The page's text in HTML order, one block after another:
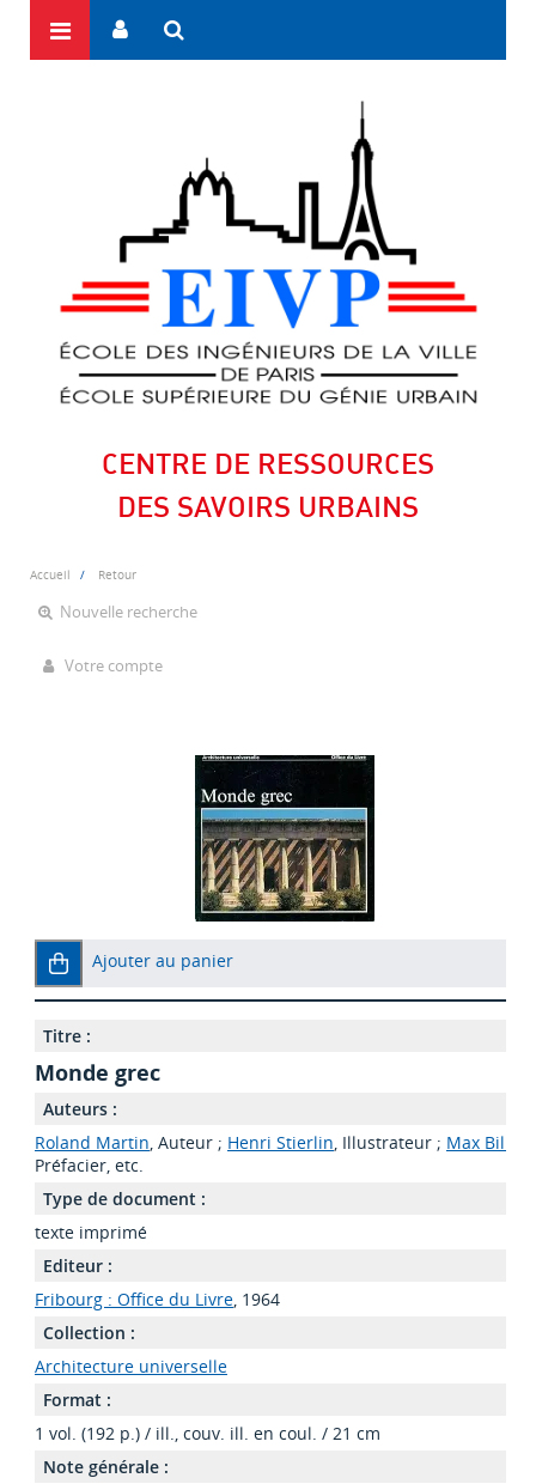
CENTRE DE RESSOURCES
DES SAVOIRS URBAINS
Accueil Retour
Nouvelle recherche
Votre compte
Ajouter au panier
Titre :
Monde grec
Auteurs :
Roland Martin, Auteur ; Henri Stierlin, Illustrateur ; Max Bill
Préfacier, etc.
Type de document :
texte imprimé
Editeur :
Fribourg : Office du Livre, 1964
Collection :
Architecture universelle
Format :
1 vol. (192 p.) / ill., couv. ill. en coul. / 21 cm
Note générale :